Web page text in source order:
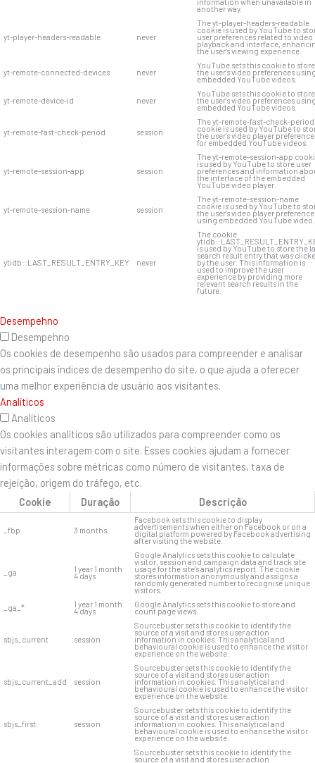
another way.
yt-player-headers-readable never
The yt-player-headers-readable
cookie is used by YouTube to
user preferences related to video
playback and interface,
the user's viewing experience.
yt-remote-connected-devices never
YouTube sets this cookie to store
the user's video preferences
embedded YouTube videos.
yt-remote-device-id never
YouTube sets this cookie to store
the user's video preferences
embedded YouTube videos.
yt-remote-fast-check-period session
The yt-remote-fast-check-period
cookie is used by YouTube to
the user's video player
for embedded YouTube videos.
yt-remote-session-app session
The yt-remote-session-app
is used by YouTube to store user
preferences and information
the interface of the embedded
YouTube video player.
yt-remote-session-name session
The yt-remote-session-name
cookie is used by YouTube to
the user's video player
using embedded YouTube video.
ytidb::LAST_RESULT_ENTRY_KEY never
The cookie
is used by YouTube to store the
search result entry that was
by the user. This information is
used to improve the user
experience by providing more
relevant search results in the
future.
Desempehno
Desempehno
Os cookies de desempenho são usados ​​para compreender e analisar
os principais índices de desempenho do site, o que ajuda a oferecer
uma melhor experiência de usuário aos visitantes.
Analíticos
Analíticos
Os cookies analíticos são utilizados para compreender como os
visitantes interagem com o site. Esses cookies ajudam a fornecer
informações sobre métricas como número de visitantes, taxa de
rejeição, origem do tráfego, etc.
Cookie
Duração Descrição
_fbp 3 months
Facebook sets this cookie to display
advertisements when either on Facebook or on a
digital platform powered by Facebook advertising
after visiting the website.
_ga 1 year 1 month
4 days
Google Analytics sets this cookie to calculate
visitor, session and campaign data and track site
usage for the site's analytics report. The cookie
stores information anonymously and assigns a
randomly generated number to recognise unique
visitors.
_ga_*
1 year 1 month
4 days
Google Analytics sets this cookie to store and
count page views.
sbjs_current session
Sourcebuster sets this cookie to identify the
source of a visit and stores user action
information in cookies. This analytical and
behavioural cookie is used to enhance the visitor
experience on the website.
sbjs_current_add session
Sourcebuster sets this cookie to identify the
source of a visit and stores user action
information in cookies. This analytical and
behavioural cookie is used to enhance the visitor
experience on the website.
sbjs_first session
Sourcebuster sets this cookie to identify the
source of a visit and stores user action
information in cookies. This analytical and
behavioural cookie is used to enhance the visitor
experience on the website.
Sourcebuster sets this cookie to identify the
source of a visit and stores user action